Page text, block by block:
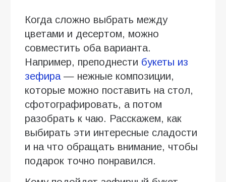
Когда сложно выбрать между
цветами и десертом, можно
совместить оба варианта.
Например, преподнести букеты из
зефира— нежные композиции,
которые можно поставить на стол,
сфотографировать, а потом
разобрать к чаю. Расскажем, как
выбирать эти интересные сладости
и на что обращать внимание, чтобы
подарок точно понравился.